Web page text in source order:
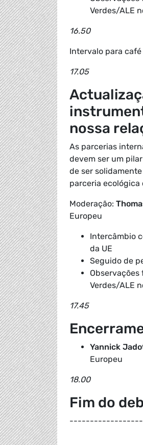
Verdes/ALE
16.50
Intervalo para café
17.05
nossa
As parcerias
devem ser um
de ser
parceria ecológica
Moderação:
Europeu
Intercâmbio
da UE
Seguido de
Observações
Verdes/ALE
17.45
Yannick
Europeu
18.00
Fim do